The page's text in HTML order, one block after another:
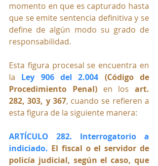
momento en que es capturado hasta
que se emite sentencia definitiva y se
define de algún modo su grado de
responsabilidad.
Esta figura procesal se encuentra en
la Ley 906 del 2.004 (Código de
Procedimiento Penal) en los art.
282, 303, y 367, cuando se refieren a
esta figura de la siguiente manera:
ARTÍCULO 282. Interrogatorio a
indiciado. El fiscal o el servidor de
policía judicial, según el caso, que